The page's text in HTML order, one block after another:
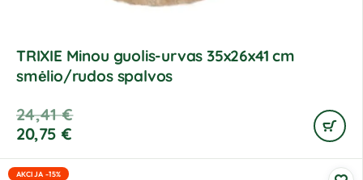
TRIXIE Minou guolis-urvas 35x26x41 cm
smėlio/rudos spalvos
24,41€
20,75 €
AKCIJA -15%